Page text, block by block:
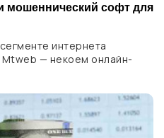
мошеннический софт для
интернета
— некоем онлайн-